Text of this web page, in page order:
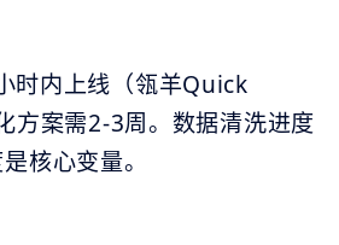
时内上线（瓴羊Quick
方案需2-3周。数据清洗进度
核心变量。